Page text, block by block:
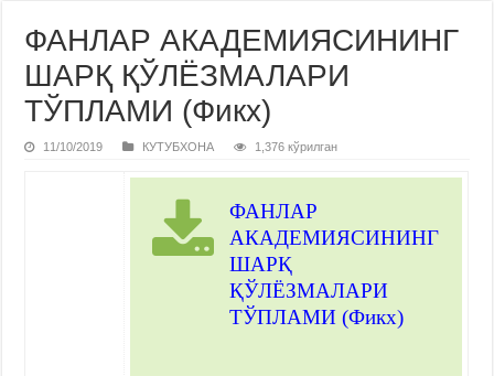
ФАНЛАР АКАДЕМИЯСИНИНГ
ШАРҚ ҚЎЛЁЗМАЛАРИ
ТЎПЛАМИ (Фикх)
11/10/2019 КУТУБХОНА 1,376 кўрилган
ФАНЛАР
АКАДЕМИЯСИНИНГ
ШАРҚ
ҚЎЛЁЗМАЛАРИ
ТЎПЛАМИ (Фикх)